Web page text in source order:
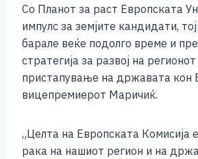
Со Планот за раст Европската
импулс за земјите кандидати,
барале веќе подолго време и
стратегија за развој на
пристапување на државата кон
вицепремиерот Маричиќ.
„Целта на Европската Комисија
рака на нашиот регион и на